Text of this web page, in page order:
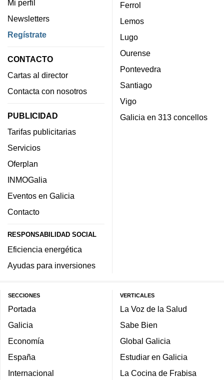
Mi perfil
Newsletters
Regístrate
CONTACTO
Cartas al director
Contacta con nosotros
PUBLICIDAD
Tarifas publicitarias
Servicios
Oferplan
INMOGalia
Eventos en Galicia
Contacto
RESPONSABILIDAD SOCIAL
Eficiencia energética
Ayudas para inversiones
Ferrol
Lemos
Lugo
Ourense
Pontevedra
Santiago
Vigo
Galicia en 313 concellos
SECCIONES
Portada
Galicia
Economía
España
Internacional
VERTICALES
La Voz de la Salud
Sabe Bien
Global Galicia
Estudiar en Galicia
La Cocina de Frabisa